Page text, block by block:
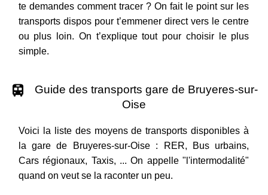
te demandes comment tracer ? On fait le point sur les
transports dispos pour t’emmener direct vers le centre
ou plus loin. On t’explique tout pour choisir le plus
simple.
Guide des transports gare de Bruyeres-sur-
Oise
Voici la liste des moyens de transports disponibles à
la gare de Bruyeres-sur-Oise : RER, Bus urbains,
Cars régionaux, Taxis, ... On appelle "l'intermodalité"
quand on veut se la raconter un peu.